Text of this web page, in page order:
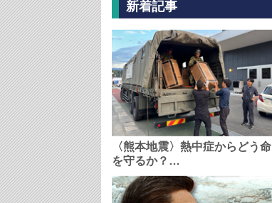
新着記事
〈熊本地震〉熱中症からどう命
を守るか？…